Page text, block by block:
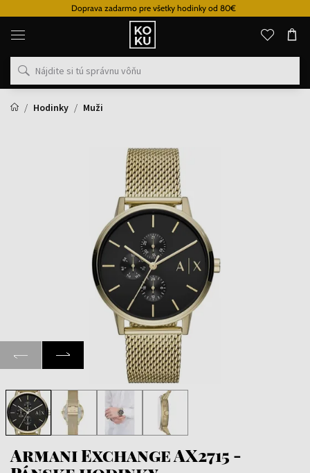
Doprava zadarmo pre všetky hodinky od 80€
Originálne
parfémy
hodinky
na
mieste
Hodinky
Muži
Armani Exchange AX2715 -